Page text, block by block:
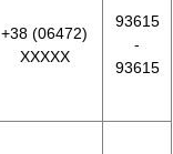
+38 (06472)
XXXXX
93615
-
93615